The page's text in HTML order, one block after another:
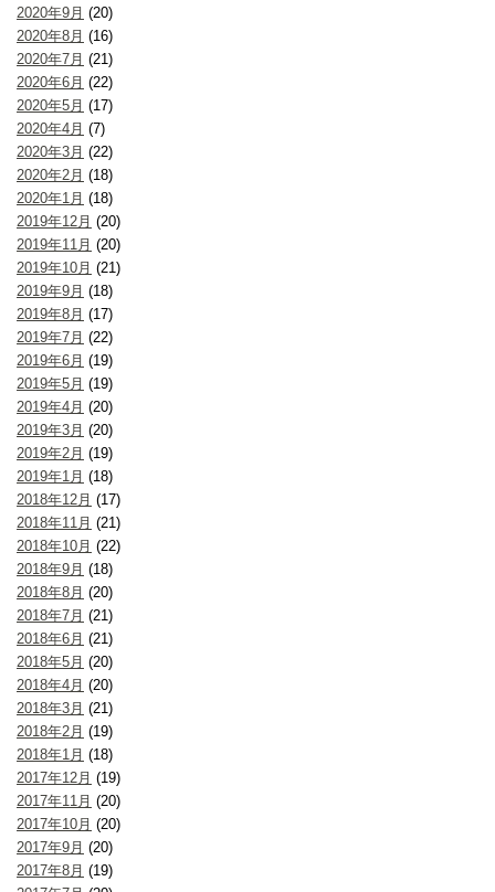
2020年9月 (20)
2020年8月 (16)
2020年7月 (21)
2020年6月 (22)
2020年5月 (17)
2020年4月 (7)
2020年3月 (22)
2020年2月 (18)
2020年1月 (18)
2019年12月 (20)
2019年11月 (20)
2019年10月 (21)
2019年9月 (18)
2019年8月 (17)
2019年7月 (22)
2019年6月 (19)
2019年5月 (19)
2019年4月 (20)
2019年3月 (20)
2019年2月 (19)
2019年1月 (18)
2018年12月 (17)
2018年11月 (21)
2018年10月 (22)
2018年9月 (18)
2018年8月 (20)
2018年7月 (21)
2018年6月 (21)
2018年5月 (20)
2018年4月 (20)
2018年3月 (21)
2018年2月 (19)
2018年1月 (18)
2017年12月 (19)
2017年11月 (20)
2017年10月 (20)
2017年9月 (20)
2017年8月 (19)